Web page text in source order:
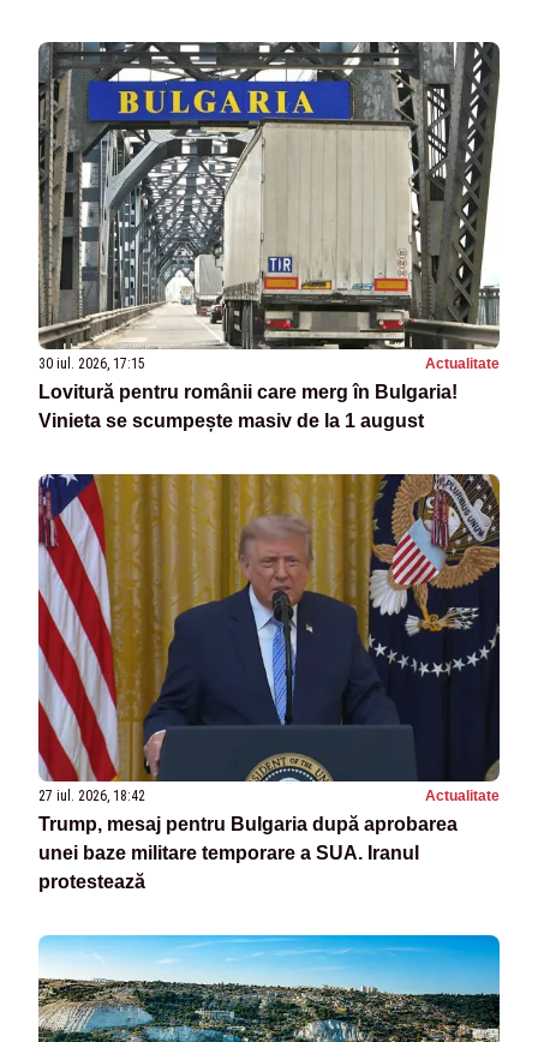
30 iul. 2026, 17:15 Actualitate
Lovitură pentru românii care merg în Bulgaria!
Vinieta se scumpește masiv de la 1 august
27 iul. 2026, 18:42 Actualitate
Trump, mesaj pentru Bulgaria după aprobarea
unei baze militare temporare a SUA. Iranul
protestează